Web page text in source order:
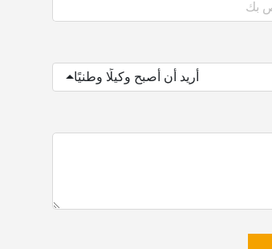
أريد أن أصبح وكيلًا وطنيًا